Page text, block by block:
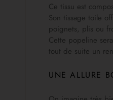
Ce tissu est
Son tissage toile
poignets, plis ou
Cette popeline
tout de suite un
UNE ALLURE